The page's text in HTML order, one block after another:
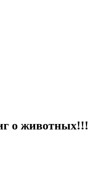
о животных!!!